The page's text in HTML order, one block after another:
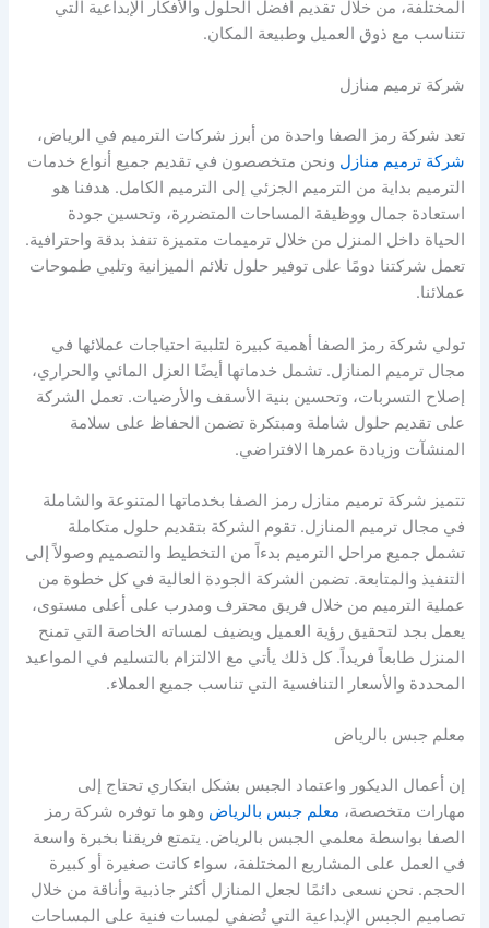
المختلفة، من خلال تقديم أفضل الحلول والأفكار الإبداعية التي
تتناسب مع ذوق العميل وطبيعة المكان.
شركة ترميم منازل
تعد شركة رمز الصفا واحدة من أبرز شركات الترميم في الرياض،
شركة ترميم منازل ونحن متخصصون في تقديم جميع أنواع خدمات
الترميم بداية من الترميم الجزئي إلى الترميم الكامل. هدفنا هو
استعادة جمال ووظيفة المساحات المتضررة، وتحسين جودة
الحياة داخل المنزل من خلال ترميمات متميزة تنفذ بدقة واحترافية.
تعمل شركتنا دومًا على توفير حلول تلائم الميزانية وتلبي طموحات
عملائنا.
تولي شركة رمز الصفا أهمية كبيرة لتلبية احتياجات عملائها في
مجال ترميم المنازل. تشمل خدماتها أيضًا العزل المائي والحراري،
إصلاح التسربات، وتحسين بنية الأسقف والأرضيات. تعمل الشركة
على تقديم حلول شاملة ومبتكرة تضمن الحفاظ على سلامة
المنشآت وزيادة عمرها الافتراضي.
تتميز شركة ترميم منازل رمز الصفا بخدماتها المتنوعة والشاملة
في مجال ترميم المنازل. تقوم الشركة بتقديم حلول متكاملة
تشمل جميع مراحل الترميم بدءاً من التخطيط والتصميم وصولاً إلى
التنفيذ والمتابعة. تضمن الشركة الجودة العالية في كل خطوة من
عملية الترميم من خلال فريق محترف ومدرب على أعلى مستوى،
يعمل بجد لتحقيق رؤية العميل ويضيف لمساته الخاصة التي تمنح
المنزل طابعاً فريداً. كل ذلك يأتي مع الالتزام بالتسليم في المواعيد
المحددة والأسعار التنافسية التي تناسب جميع العملاء.
معلم جبس بالرياض
إن أعمال الديكور واعتماد الجبس بشكل ابتكاري تحتاج إلى
مهارات متخصصة، معلم جبس بالرياض وهو ما توفره شركة رمز
الصفا بواسطة معلمي الجبس بالرياض. يتمتع فريقنا بخبرة واسعة
في العمل على المشاريع المختلفة، سواء كانت صغيرة أو كبيرة
الحجم. نحن نسعى دائمًا لجعل المنازل أكثر جاذبية وأناقة من خلال
تصاميم الجبس الإبداعية التي تُضفي لمسات فنية على المساحات